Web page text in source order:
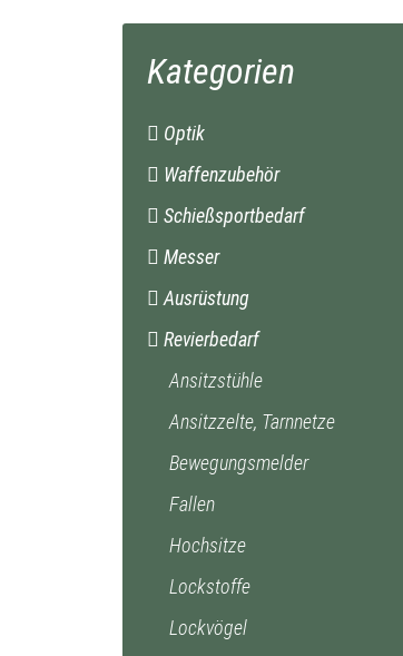
Kategorien
Optik
Waffenzubehör
Schießsportbedarf
Messer
Ausrüstung
Revierbedarf
Ansitzstühle
Ansitzzelte, Tarnnetze
Bewegungsmelder
Fallen
Hochsitze
Lockstoffe
Lockvögel